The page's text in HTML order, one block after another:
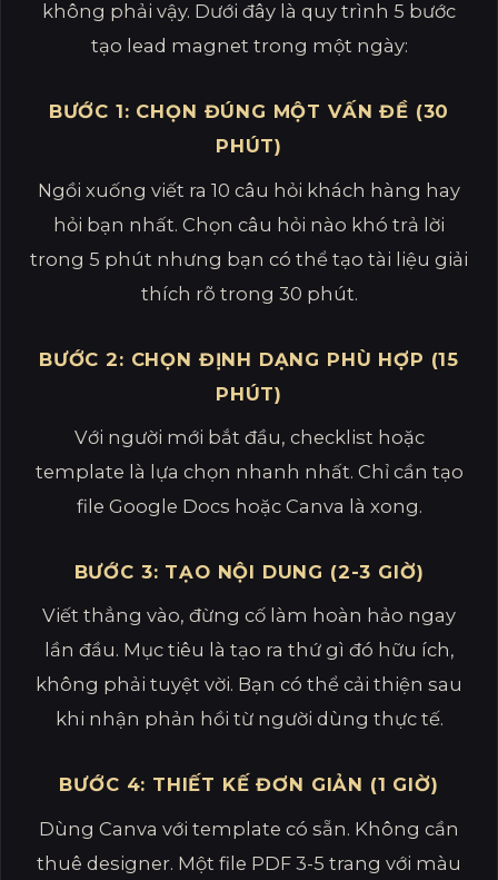
không phải vậy. Dưới đây là quy trình 5 bước
tạo lead magnet trong một ngày:
BƯỚC 1: CHỌN ĐÚNG MỘT VẤN ĐỀ (30
PHÚT)
Ngồi xuống viết ra 10 câu hỏi khách hàng hay
hỏi bạn nhất. Chọn câu hỏi nào khó trả lời
trong 5 phút nhưng bạn có thể tạo tài liệu giải
thích rõ trong 30 phút.
BƯỚC 2: CHỌN ĐỊNH DẠNG PHÙ HỢP (15
PHÚT)
Với người mới bắt đầu, checklist hoặc
template là lựa chọn nhanh nhất. Chỉ cần tạo
file Google Docs hoặc Canva là xong.
BƯỚC 3: TẠO NỘI DUNG (2-3 GIỜ)
Viết thẳng vào, đừng cố làm hoàn hảo ngay
lần đầu. Mục tiêu là tạo ra thứ gì đó hữu ích,
không phải tuyệt vời. Bạn có thể cải thiện sau
khi nhận phản hồi từ người dùng thực tế.
BƯỚC 4: THIẾT KẾ ĐƠN GIẢN (1 GIỜ)
Dùng Canva với template có sẵn. Không cần
thuê designer. Một file PDF 3-5 trang với màu